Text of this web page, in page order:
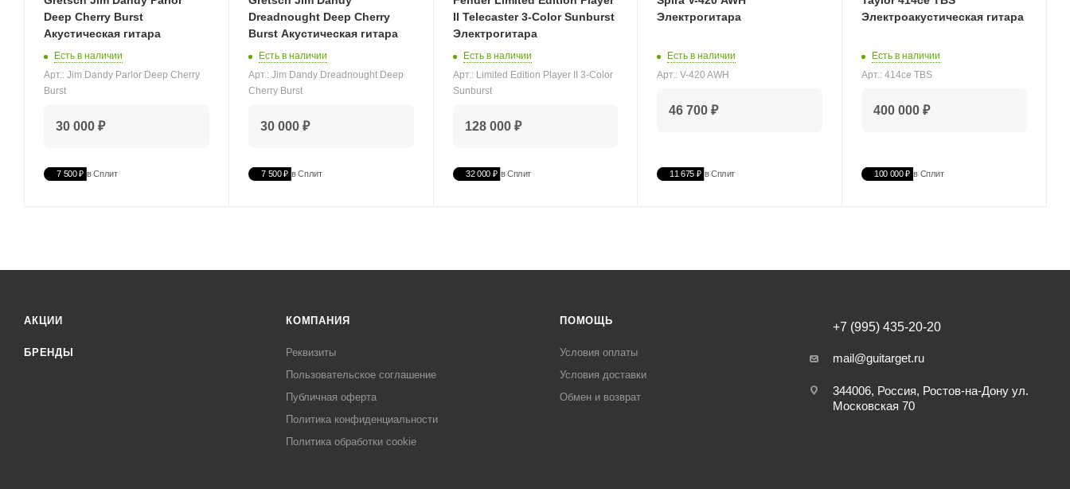
Deep Cherry Burst
Акустическая гитара
Есть в наличии
Арт.: Jim Dandy Parlor Deep Cherry
Burst
30 000 ₽
7 500 ₽ в Сплит
Dreadnought Deep Cherry
Burst Акустическая гитара
Есть в наличии
Арт.: Jim Dandy Dreadnought Deep
Cherry Burst
30 000 ₽
7 500 ₽ в Сплит
II Telecaster 3-Color Sunburst
Электрогитара
Есть в наличии
Арт.: Limited Edition Player II 3-Color
Sunburst
128 000 ₽
32 000 ₽ в Сплит
Электрогитара
Есть в наличии
Арт.: V-420 AWH
46 700 ₽
11 675 ₽ в Сплит
Электроакустическая гитара
Есть в наличии
Арт.: 414ce TBS
400 000 ₽
100 000 ₽ в Сплит
АКЦИИ
БРЕНДЫ
КОМПАНИЯ
Реквизиты
Пользовательское соглашение
Публичная оферта
Политика конфиденциальности
Политика обработки cookie
ПОМОЩЬ
Условия оплаты
Условия доставки
Обмен и возврат
+7 (995) 435-20-20
mail@guitarget.ru
344006, Россия, Ростов-на-Дону ул.
Московская 70